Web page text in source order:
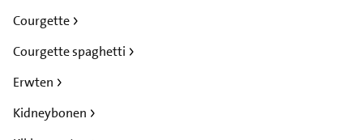
Courgette
Courgette spaghetti
Erwten
Kidneybonen